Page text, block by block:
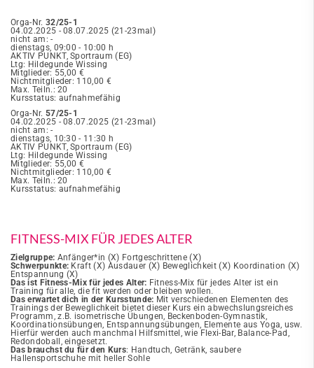
Orga-Nr. 32/25-1
04.02.2025 - 08.07.2025 (21-23mal)
nicht am: -
dienstags, 09:00 - 10:00 h
AKTIV PUNKT, Sportraum (EG)
Ltg: Hildegunde Wissing
Mitglieder: 55,00 €
Nichtmitglieder: 110,00 €
Max. Teiln.: 20
Kursstatus: aufnahmefähig
Orga-Nr. 57/25-1
04.02.2025 - 08.07.2025 (21-23mal)
nicht am: -
dienstags, 10:30 - 11:30 h
AKTIV PUNKT, Sportraum (EG)
Ltg: Hildegunde Wissing
Mitglieder: 55,00 €
Nichtmitglieder: 110,00 €
Max. Teiln.: 20
Kursstatus: aufnahmefähig
FITNESS-MIX FÜR JEDES ALTER
Zielgruppe: Anfänger*in (X) Fortgeschrittene (X)
Schwerpunkte: Kraft (X) Ausdauer (X) Beweglichkeit (X) Koordination (X)
Entspannung (X)
Das ist Fitness-Mix für jedes Alter: Fitness-Mix für jedes Alter ist ein
Training für alle, die fit werden oder bleiben wollen.
Das erwartet dich in der Kursstunde: Mit verschiedenen Elementen des
Trainings der Beweglichkeit bietet dieser Kurs ein abwechslungsreiches
Programm, z.B. isometrische Übungen, Beckenboden-Gymnastik,
Koordinationsübungen, Entspannungsübungen, Elemente aus Yoga, usw.
Hierfür werden auch manchmal Hilfsmittel, wie Flexi-Bar, Balance-Pad,
Redondoball, eingesetzt.
Das brauchst du für den Kurs: Handtuch, Getränk, saubere
Hallensportschuhe mit heller Sohle